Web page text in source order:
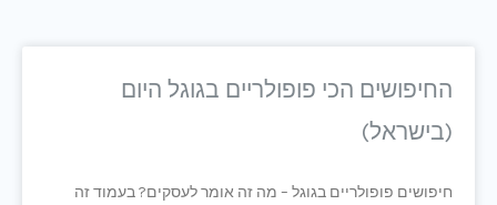
החיפושים הכי פופולריים בגוגל היום
(בישראל)
חיפושים פופולריים בגוגל – מה זה אומר לעסקים? בעמוד זה